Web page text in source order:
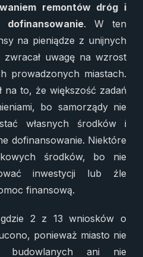
remontów dróg i
dofinansowanie. W ten
na pieniądze z unijnych
uwagę na wzrost
prowadzonych miastach.
na to, że większość zadań
bo samorządy nie
własnych środków i
dofinansowanie. Niektóre
środków, bo nie
inwestycji lub źle
finansową.
gdzie 2 z 13 wniosków o
ponieważ miasto nie
budowlanych ani nie